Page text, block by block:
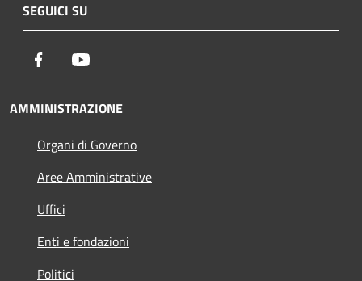
SEGUICI SU
Facebook
AMMINISTRAZIONE
Organi di Governo
Aree Amministrative
Uffici
Enti e fondazioni
Politici